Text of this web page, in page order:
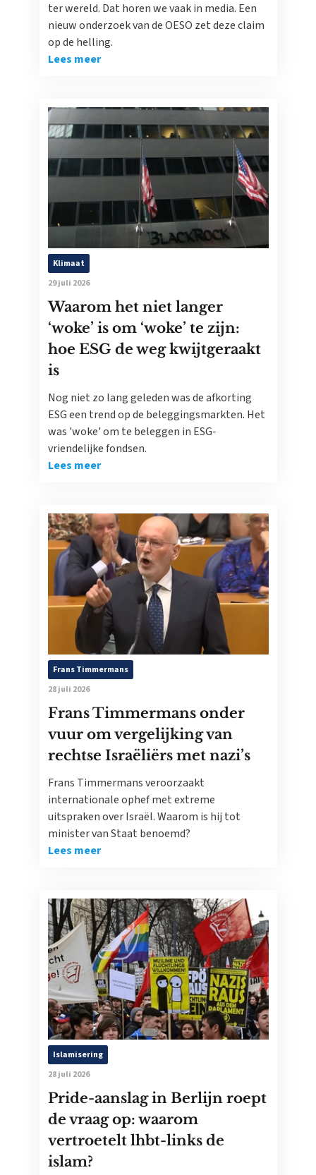
ter wereld. Dat horen we vaak in media. Een
nieuw onderzoek van de OESO zet deze claim
op de helling.
Lees meer
Klimaat
29 juli 2026
Waarom het niet langer
‘woke’ is om ‘woke’ te zijn:
hoe ESG de weg kwijtgeraakt
is
Nog niet zo lang geleden was de afkorting
ESG een trend op de beleggingsmarkten. Het
was 'woke' om te beleggen in ESG-
vriendelijke fondsen.
Lees meer
Frans Timmermans
28 juli 2026
Frans Timmermans onder
vuur om vergelijking van
rechtse Israëliërs met nazi’s
Frans Timmermans veroorzaakt
internationale ophef met extreme
uitspraken over Israël. Waarom is hij tot
minister van Staat benoemd?
Lees meer
Islamisering
28 juli 2026
Pride-aanslag in Berlijn roept
de vraag op: waarom
vertroetelt lhbt-links de
islam?